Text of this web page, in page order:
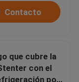
Contacto
que cubre la
con el
por